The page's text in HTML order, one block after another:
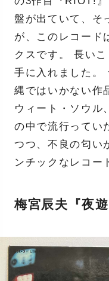
盤が出ていて、そ
が、このレコード
クスです。 長い
手に入れました。
縄ではいかない作
ウィート・ソウル
の中で流行ってい
つつ、不良の匂い
ンチックなレコー
梅宮辰夫『夜